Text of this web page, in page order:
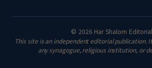
© 2026 Har Shalom Editorial
This site is an independent editorial publication.
any synagogue, religious institution, or